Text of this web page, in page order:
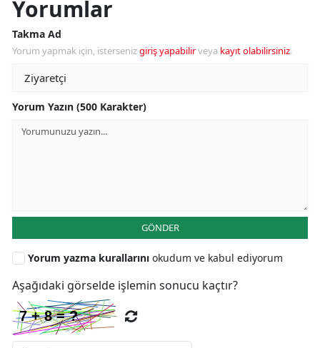
Yorumlar
Takma Ad
Yorum yapmak için, istersenizgiriş yapabilirveya kayıt olabilirsiniz.
Yorum Yazın (500 Karakter)
GÖNDER
Yorum yazma kurallarını okudum ve kabul ediyorum
Aşağıdaki görselde işlemin sonucu kaçtır?